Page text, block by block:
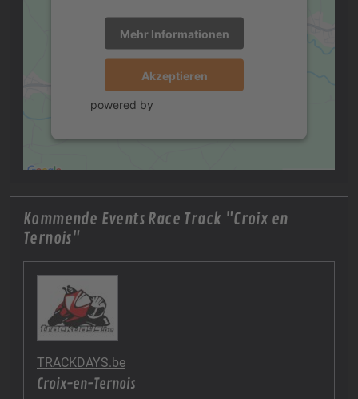
Mehr Informationen
Akzeptieren
powered by
Kommende Events Race Track "Croix en
Ternois"
TRACKDAYS.be
Croix-en-Ternois